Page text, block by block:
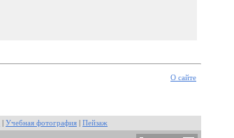
О сайте
Учебная фотография Пейзаж